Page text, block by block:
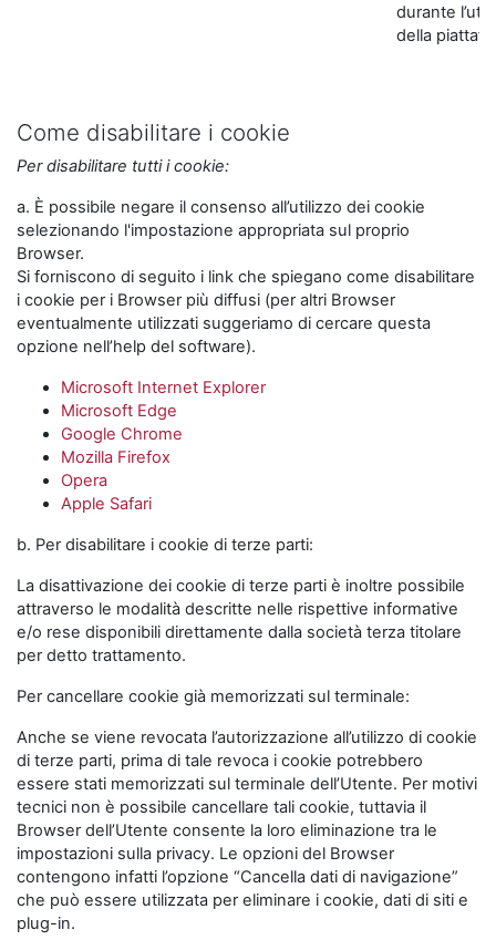
durante
della
Come disabilitare i cookie
Per disabilitare tutti i cookie:
a. È possibile negare il consenso all’utilizzo dei cookie
selezionando l'impostazione appropriata sul proprio
Browser.
Si forniscono di seguito i link che spiegano come disabilitare
i cookie per i Browser più diffusi (per altri Browser
eventualmente utilizzati suggeriamo di cercare questa
opzione nell’help del software).
Microsoft Internet Explorer
Microsoft Edge
Google Chrome
Mozilla Firefox
Opera
Apple Safari
b. Per disabilitare i cookie di terze parti:
La disattivazione dei cookie di terze parti è inoltre possibile
attraverso le modalità descritte nelle rispettive informative
e/o rese disponibili direttamente dalla società terza titolare
per detto trattamento.
Per cancellare cookie già memorizzati sul terminale:
Anche se viene revocata l’autorizzazione all’utilizzo di cookie
di terze parti, prima di tale revoca i cookie potrebbero
essere stati memorizzati sul terminale dell’Utente. Per motivi
tecnici non è possibile cancellare tali cookie, tuttavia il
Browser dell’Utente consente la loro eliminazione tra le
impostazioni sulla privacy. Le opzioni del Browser
contengono infatti l’opzione “Cancella dati di navigazione”
che può essere utilizzata per eliminare i cookie, dati di siti e
plug-in.